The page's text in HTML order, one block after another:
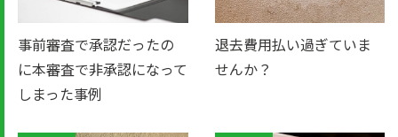
事前審査で承認だったの
に本審査で非承認になって
しまった事例
退去費用払い過ぎていま
せんか？